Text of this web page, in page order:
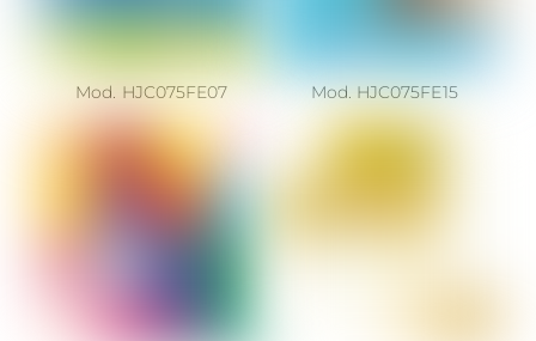
Mod. HJC075FE07 Mod. HJC075FE15